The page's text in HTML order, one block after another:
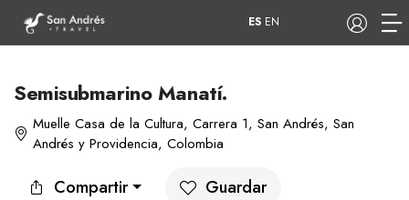
Tours Apartamentos
ES EN
Semisubmarino Manatí.
Muelle Casa de la Cultura, Carrera 1, San Andrés, San
Andrés y Providencia, Colombia
Compartir Guardar